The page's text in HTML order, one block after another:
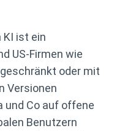
KI ist ein
US-Firmen wie
oder mit
Versionen
und Co auf offene
Benutzern